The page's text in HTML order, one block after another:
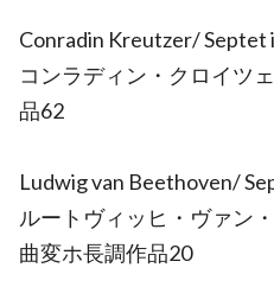
Conradin Kreutzer/ Septet
コンラディン・クロイツ
品62
Ludwig van Beethoven/
ルートヴィッヒ・ヴァン
曲変ホ長調作品20